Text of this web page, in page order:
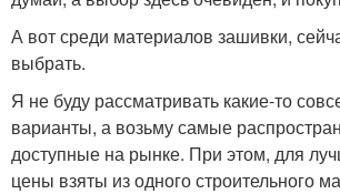
А вот среди материалов зашивки,
выбрать.
Я не буду рассматривать какие-то
варианты, а возьму самые
доступные на рынке. При этом, для
цены взяты из одного строительного